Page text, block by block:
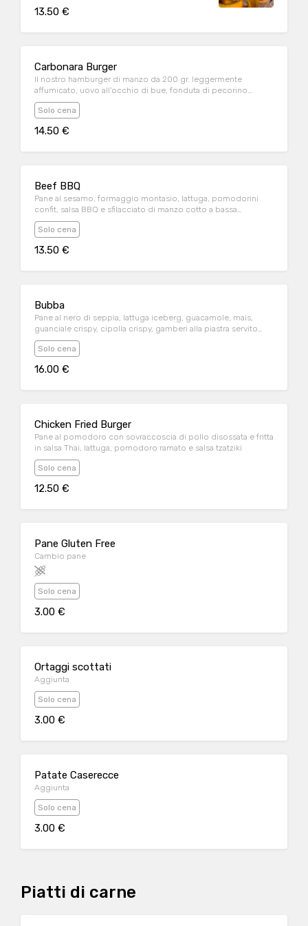
13.50 €
Carbonara Burger
Il nostro hamburger di manzo da 200 gr. leggermente
affumicato, uovo all'occhio di bue, fonduta di pecorino
romano, lattuga, guanciale crispy; servito con maionese al
pepe nero e tuorlo d'uovo fritto
Solo cena
14.50 €
Beef BBQ
Pane al sesamo, formaggio montasio, lattuga, pomodorini
confit, salsa BBQ e sfilacciato di manzo cotto a bassa
temperatura
Solo cena
13.50 €
Bubba
Pane al nero di seppia, lattuga iceberg, guacamole, mais,
guanciale crispy, cipolla crispy, gamberi alla piastra servito
con jalapeño al cheddar
Solo cena
16.00 €
Chicken Fried Burger
Pane al pomodoro con sovraccoscia di pollo disossata e fritta
in salsa Thai, lattuga, pomodoro ramato e salsa tzatziki
Solo cena
12.50 €
Pane Gluten Free
Cambio pane
Solo cena
3.00 €
Ortaggi scottati
Aggiunta
Solo cena
3.00 €
Patate Caserecce
Aggiunta
Solo cena
3.00 €
Piatti di carne